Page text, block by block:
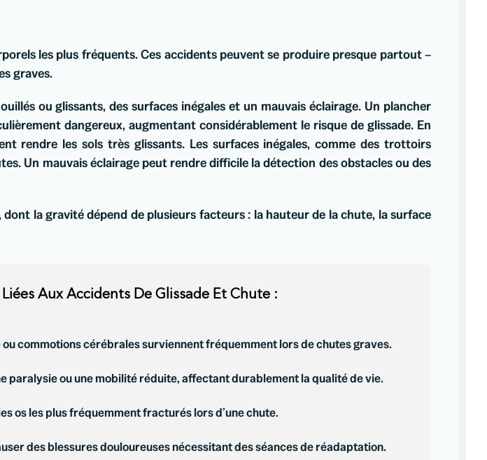
les plus fréquents. Ces accidents peuvent se produire presque partout –
graves.
ou glissants, des surfaces inégales et un mauvais éclairage. Un plancher
dangereux, augmentant considérablement le risque de glissade. En
rendre les sols très glissants. Les surfaces inégales, comme des trottoirs
Un mauvais éclairage peut rendre difficile la détection des obstacles ou des
la gravité dépend de plusieurs facteurs : la hauteur de la chute, la surface
Aux Accidents De Glissade Et Chute :
commotions cérébrales surviennent fréquemment lors de chutes graves.
paralysie ou une mobilité réduite, affectant durablement la qualité de vie.
os les plus fréquemment fracturés lors d’une chute.
des blessures douloureuses nécessitant des séances de réadaptation.